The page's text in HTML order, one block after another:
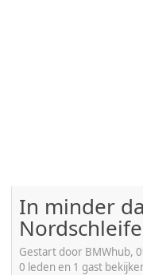
In minder
Gestart door BMWhub,
0 leden en 1 gast